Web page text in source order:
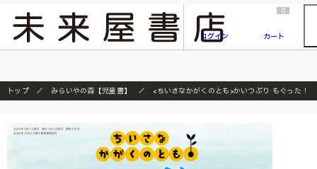
『ONE PIECE magazine 021 ONE PIECEカード付き同梱版』発売延期のご案内
ログイン
0
カート
トップ みらいやの森【児童書】 <ちいさなかがくのとも>かいつぶり もぐった！